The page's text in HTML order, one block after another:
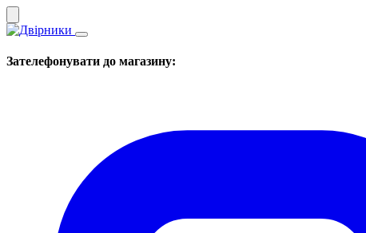
Зателефонувати до магазину: